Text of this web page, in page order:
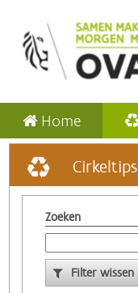
Home
Cirkeltips
Zoeken
Filter wissen